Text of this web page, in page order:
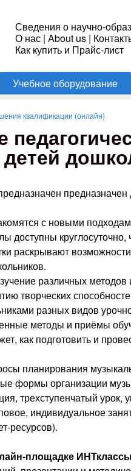
Сведения о научно-
О нас | About us |
Как купить и Прайс-лист
Учебное оборудование
квалификации (онлайн)
с новыми
доступны
раскрывают
различных
творческих
разных видов
методы и приёмы
как подготовить и
планирования
формы организации
трехступенчатый
индивидуальное
ресурсов).
площадке